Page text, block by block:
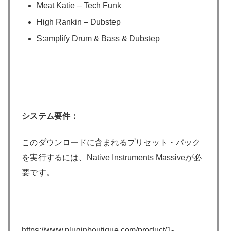
Meat Katie – Tech Funk
High Rankin – Dubstep
S:amplify Drum & Bass & Dubstep
システム要件：
このダウンロードに含まれるプリセット・パック
を実行するには、Native Instruments Massiveが必
要です。